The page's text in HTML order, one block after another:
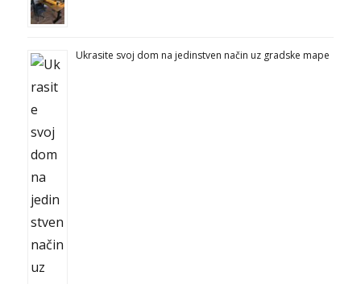
Ukrasite svoj dom na jedinstven način uz gradske mape